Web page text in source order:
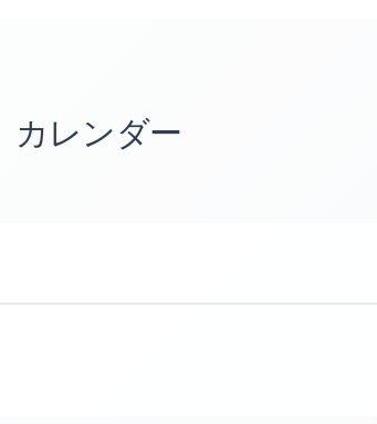
カレンダー